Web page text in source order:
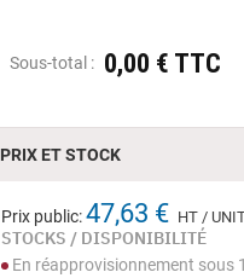
Sous-total : 0,00 € TTC
PRIX ET STOCK
Prix public:47,63 € HT /
STOCKS / DISPONIBILITÉ
En réapprovisionnement sous